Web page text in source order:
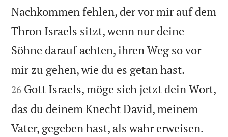
Nachkommen fehlen, der vor mir auf dem
Thron Israels sitzt, wenn nur deine
Söhne darauf achten, ihren Weg so vor
mir zu gehen, wie du es getan hast.
26 Gott Israels, möge sich jetzt dein Wort,
das du deinem Knecht David, meinem
Vater, gegeben hast, als wahr erweisen.